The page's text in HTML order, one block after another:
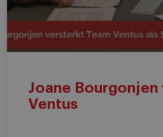
Joane
Ventus